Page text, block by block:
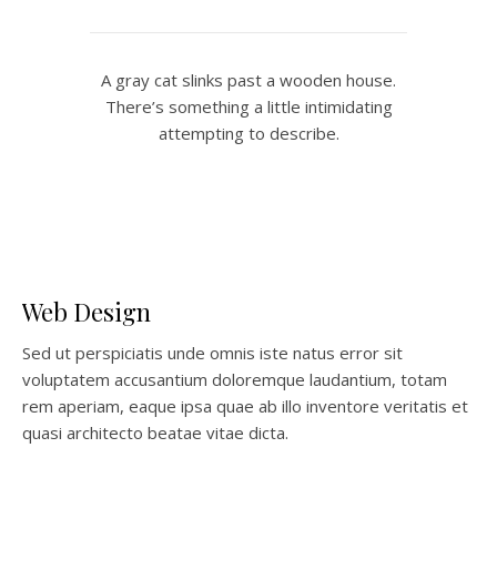
A gray cat slinks past a wooden house.
There’s something a little intimidating
attempting to describe.
Web Design
Sed ut perspiciatis unde omnis iste natus error sit
voluptatem accusantium doloremque laudantium, totam
rem aperiam, eaque ipsa quae ab illo inventore veritatis et
quasi architecto beatae vitae dicta.